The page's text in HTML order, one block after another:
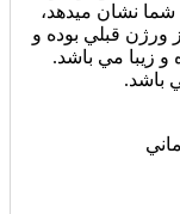
نشان ميدهد،
ورژن قبلي بوده و
زيبا مي باشد.
باشد.